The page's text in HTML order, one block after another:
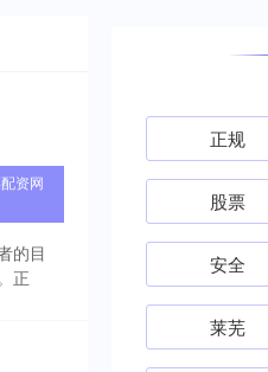
资网
的目
正
正规
股票
安全
莱芜